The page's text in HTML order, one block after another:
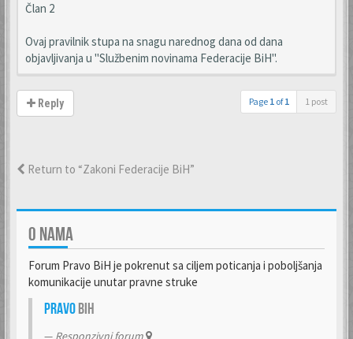
Član 2
Ovaj pravilnik stupa na snagu narednog dana od dana
objavljivanja u "Službenim novinama Federacije BiH".
Reply Page 1 of1 1 post
Return to “Zakoni Federacije BiH”
O NAMA
Forum Pravo BiH je pokrenut sa ciljem poticanja i poboljšanja
komunikacije unutar pravne struke
PravoBiH
Responzivni forum